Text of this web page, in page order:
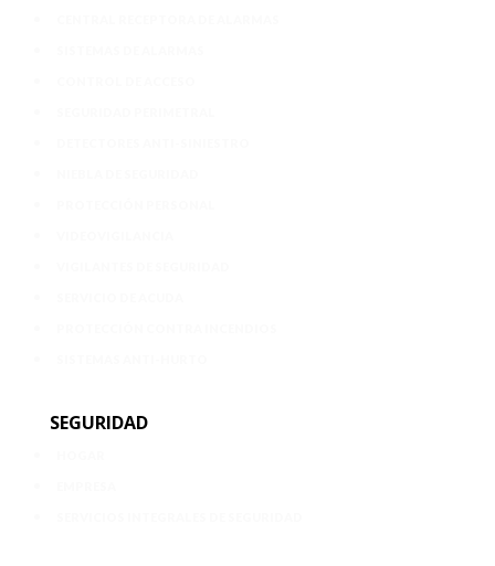
SEGURIDAD